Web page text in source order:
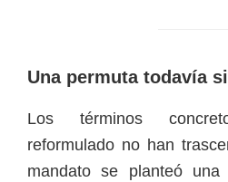
Una permuta todavía
Los términos
reformulado no han
mandato se planteó una